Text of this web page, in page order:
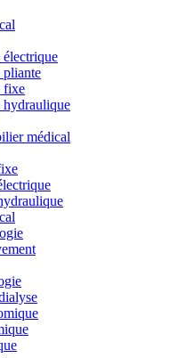
électrique
pliante
fixe
hydraulique
médical